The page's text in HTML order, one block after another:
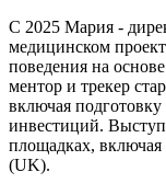
С 2025 Мария -
медицинском
поведения на
ментор и трекер
включая
инвестиций.
площадках,
(UK).